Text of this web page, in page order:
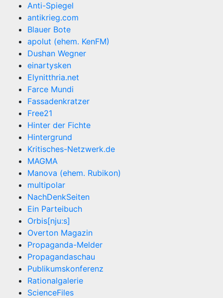
Anti-Spiegel
antikrieg.com
Blauer Bote
apolut (ehem. KenFM)
Dushan Wegner
einartysken
Elynitthria.net
Farce Mundi
Fassadenkratzer
Free21
Hinter der Fichte
Hintergrund
Kritisches-Netzwerk.de
MAGMA
Manova (ehem. Rubikon)
multipolar
NachDenkSeiten
Ein Parteibuch
Orbis[nju:s]
Overton Magazin
Propaganda-Melder
Propagandaschau
Publikumskonferenz
Rationalgalerie
ScienceFiles